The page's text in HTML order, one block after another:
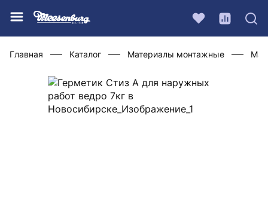
Главная Каталог Материалы монтажные